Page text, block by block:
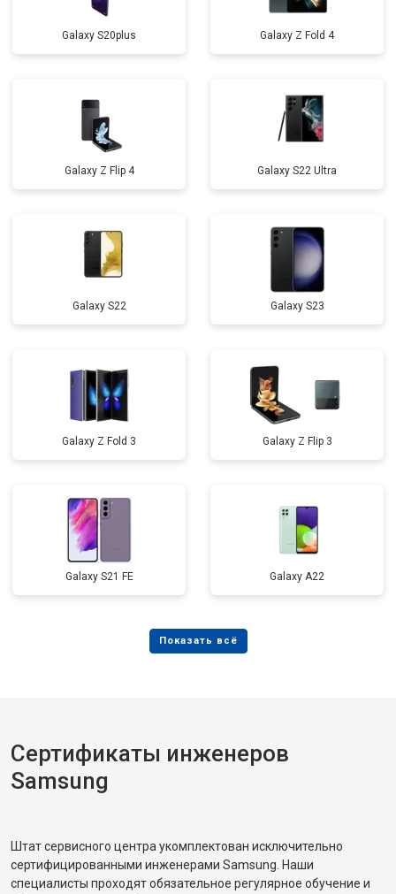
Galaxy S20plus Galaxy Z Fold 4
Galaxy Z Flip 4 Galaxy S22 Ultra
Galaxy S22 Galaxy S23
Galaxy Z Fold 3 Galaxy Z Flip 3
Galaxy S21 FE Galaxy А22
Сертификаты инженеров
Samsung
Штат сервисного центра укомплектован исключительно
сертифицированными инженерами Samsung. Наши
специалисты проходят обязательное регулярное обучение и